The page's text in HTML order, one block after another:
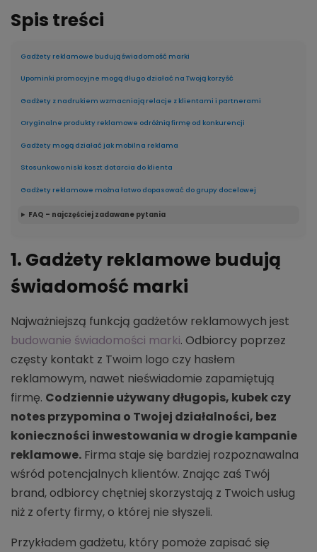
Spis treści
Gadżety reklamowe budują świadomość marki
Upominki promocyjne mogą długo działać na Twoją korzyść
Gadżety z nadrukiem wzmacniają relacje z klientami i partnerami
Oryginalne produkty reklamowe odróżnią firmę od konkurencji
Gadżety mogą działać jak mobilna reklama
Stosunkowo niski koszt dotarcia do klienta
Gadżety reklamowe można łatwo dopasować do grupy docelowej
FAQ – najczęściej zadawane pytania
1. Gadżety reklamowe budują
świadomość marki
Najważniejszą funkcją gadżetów reklamowych jest
budowanie świadomości marki. Odbiorcy poprzez
częsty kontakt z Twoim logo czy hasłem
reklamowym, nawet nieświadomie zapamiętują
firmę. Codziennie używany długopis, kubek czy
notes przypomina o Twojej działalności, bez
konieczności inwestowania w drogie kampanie
reklamowe. Firma staje się bardziej rozpoznawalna
wśród potencjalnych klientów. Znając zaś Twój
brand, odbiorcy chętniej skorzystają z Twoich usług
niż z oferty firmy, o której nie słyszeli.
Przykładem gadżetu, który pomoże zapisać się